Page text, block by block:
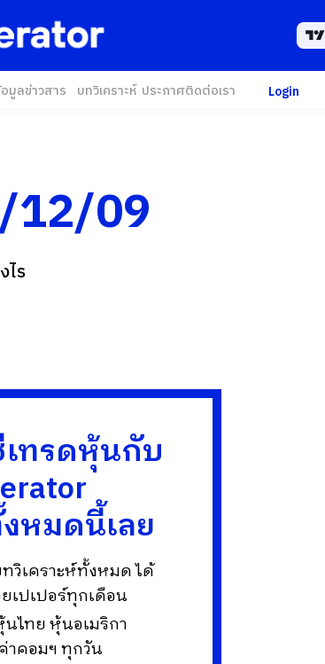
มูลข่าวสาร บทวิเคราะห์ ประกาศติดต่อเรา Login
12/09
ร
ทรดหุ้นกับ
หมดนี้เลย
วิเคราะห์ทั้งหมด ได้
เปเปอร์ทุกเดือน
ไทย หุ้นอเมริกา
าคอมฯ ทุกวัน